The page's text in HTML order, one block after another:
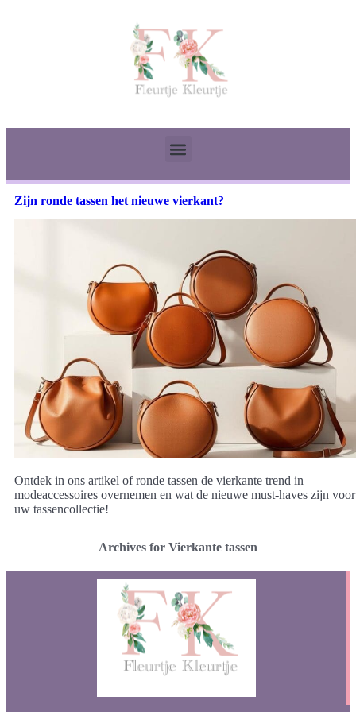
Zijn ronde tassen het nieuwe vierkant?
Ontdek in ons artikel of ronde tassen de vierkante trend in
modeaccessoires overnemen en wat de nieuwe must-haves zijn voor
uw tassencollectie!
Archives for Vierkante tassen